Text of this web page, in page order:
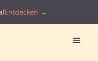
Entdecken →